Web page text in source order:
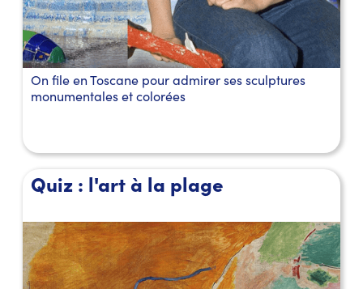
On file en Toscane pour admirer ses sculptures
monumentales et colorées
Quiz : l'art à la plage